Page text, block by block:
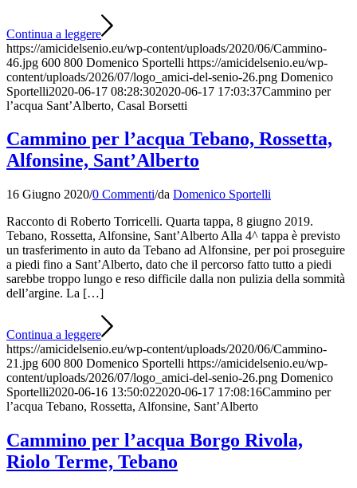
Continua a leggere
https://amicidelsenio.eu/wp-content/uploads/2020/06/Cammino-
46.jpg 600 800 Domenico Sportelli https://amicidelsenio.eu/wp-
content/uploads/2026/07/logo_amici-del-senio-26.png Domenico
Sportelli2020-06-17 08:28:302020-06-17 17:03:37Cammino per
l’acqua Sant’Alberto, Casal Borsetti
Cammino per l’acqua Tebano, Rossetta,
Alfonsine, Sant’Alberto
16 Giugno 2020/0 Commenti/da Domenico Sportelli
Racconto di Roberto Torricelli. Quarta tappa, 8 giugno 2019.
Tebano, Rossetta, Alfonsine, Sant’Alberto Alla 4^ tappa è previsto
un trasferimento in auto da Tebano ad Alfonsine, per poi proseguire
a piedi fino a Sant’Alberto, dato che il percorso fatto tutto a piedi
sarebbe troppo lungo e reso difficile dalla non pulizia della sommità
dell’argine. La […]
Continua a leggere
https://amicidelsenio.eu/wp-content/uploads/2020/06/Cammino-
21.jpg 600 800 Domenico Sportelli https://amicidelsenio.eu/wp-
content/uploads/2026/07/logo_amici-del-senio-26.png Domenico
Sportelli2020-06-16 13:50:022020-06-17 17:08:16Cammino per
l’acqua Tebano, Rossetta, Alfonsine, Sant’Alberto
Cammino per l’acqua Borgo Rivola,
Riolo Terme, Tebano